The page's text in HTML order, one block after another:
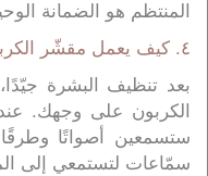
المنتظم هو الضمانة
٤. كيف يعمل مقشّر الكربون بالليزر؟
بعد تنظيف البشرة
الكربون على وجهك.
ستسمعين أصواتًا
سمّاعات لتستمعي إلى